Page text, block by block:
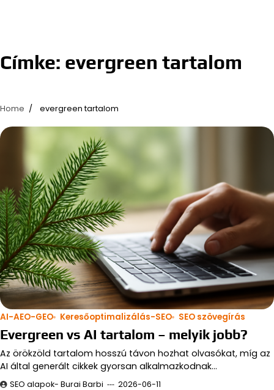
Címke: evergreen tartalom
Home evergreen tartalom
AI-AEO-GEO Keresőoptimalizálás-SEO SEO szövegírás
Evergreen vs AI tartalom – melyik jobb?
Az örökzöld tartalom hosszú távon hozhat olvasókat, míg az
AI által generált cikkek gyorsan alkalmazkodnak…
SEO alapok- Burai Barbi 2026-06-11